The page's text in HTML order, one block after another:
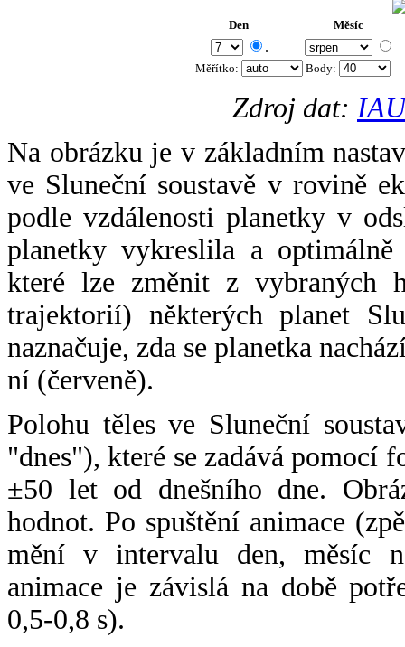
Den Měsíc
.
Měřítko: Body:
Zdroj dat:
Na obrázku je v základním
ve Sluneční soustavě v rovině
podle vzdálenosti planetky v
planetky vykreslila a
které lze změnit z vybraných
trajektorií) některých planet
naznačuje, zda se planetka
ní (červeně).
Polohu těles ve Sluneční
"dnes"), které se zadává pomocí
±50 let od dnešního dne.
hodnot. Po spuštění animace
mění v intervalu den, měsíc
animace je závislá na době
0,5-0,8 s).